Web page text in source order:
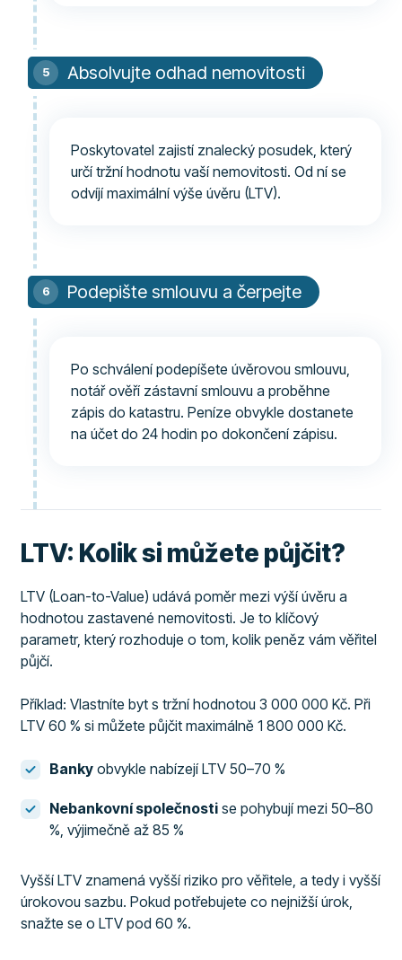
Absolvujte odhad nemovitosti
Poskytovatel zajistí znalecký posudek, který
určí tržní hodnotu vaší nemovitosti. Od ní se
odvíjí maximální výše úvěru (LTV).
Podepište smlouvu a čerpejte
Po schválení podepíšete úvěrovou smlouvu,
notář ověří zástavní smlouvu a proběhne
zápis do katastru. Peníze obvykle dostanete
na účet do 24 hodin po dokončení zápisu.
LTV: Kolik si můžete půjčit?
LTV (Loan-to-Value) udává poměr mezi výší úvěru a
hodnotou zastavené nemovitosti. Je to klíčový
parametr, který rozhoduje o tom, kolik peněz vám věřitel
půjčí.
Příklad: Vlastníte byt s tržní hodnotou 3 000 000 Kč. Při
LTV 60 % si můžete půjčit maximálně 1 800 000 Kč.
Banky obvykle nabízejí LTV 50–70 %
Nebankovní společnosti se pohybují mezi 50–80
%, výjimečně až 85 %
Vyšší LTV znamená vyšší riziko pro věřitele, a tedy i vyšší
úrokovou sazbu. Pokud potřebujete co nejnižší úrok,
snažte se o LTV pod 60 %.